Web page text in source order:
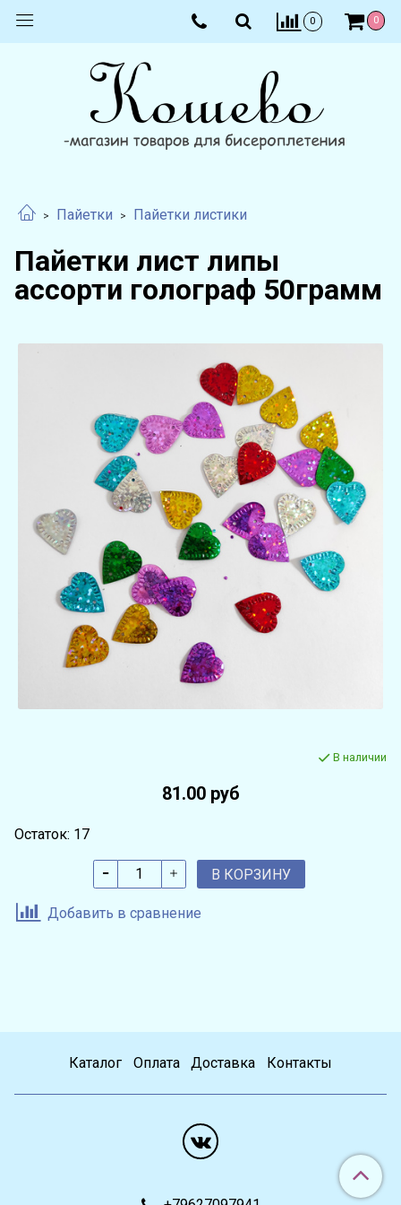
0 0
Пайетки Пайетки листики
Пайетки лист липы
ассорти голограф 50грамм
В наличии
81.00 руб
Остаток: 17
В КОРЗИНУ
Добавить в сравнение
Каталог Оплата Доставка Контакты